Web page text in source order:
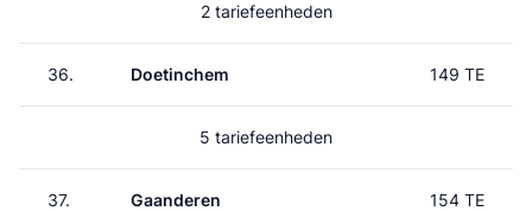
2 tariefeenheden
36. Doetinchem 149 TE
5 tariefeenheden
37. Gaanderen 154 TE